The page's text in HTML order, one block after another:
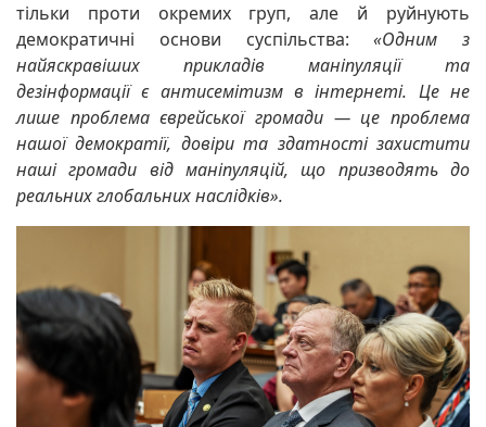
тільки проти окремих груп, але й руйнують
демократичні основи суспільства:«Одним з
найяскравіших прикладів маніпуляції та
дезінформації є антисемітизм в інтернеті. Це не
лише проблема єврейської громади — це проблема
нашої демократії, довіри та здатності захистити
наші громади від маніпуляцій, що призводять до
реальних глобальних наслідків».